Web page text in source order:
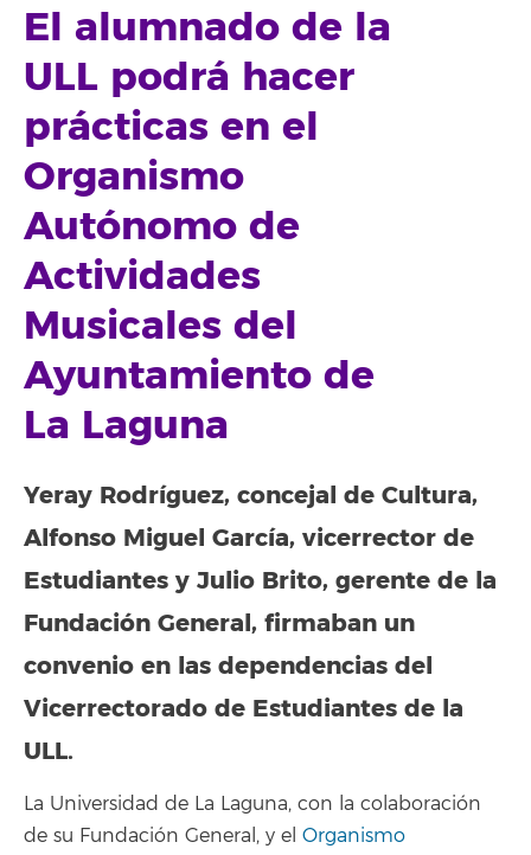
El alumnado de la
ULL podrá hacer
prácticas en el
Organismo
Autónomo de
Actividades
Musicales del
Ayuntamiento de
La Laguna
Yeray Rodríguez, concejal de Cultura,
Alfonso Miguel García, vicerrector de
Estudiantes y Julio Brito, gerente de la
Fundación General, firmaban un
convenio en las dependencias del
Vicerrectorado de Estudiantes de la
ULL.
La Universidad de La Laguna, con la colaboración
de su Fundación General, y el Organismo